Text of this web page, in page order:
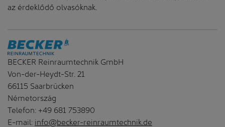
az érdeklődő olvasóknak.
BECKER Reinraumtechnik GmbH
Von-der-Heydt-Str. 21
66115 Saarbrücken
Németország
Telefon: +49 681 753890
E-mail: info@becker-reinraumtechnik.de